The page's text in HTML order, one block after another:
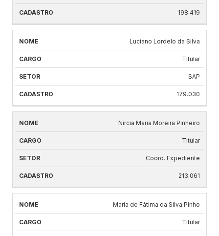
198.419
Luciano Lordelo da Silva
Titular
SAP
179.030
Nircia Maria Moreira Pinheiro
Titular
Coord. Expediente
213.061
Maria de Fátima da Silva Pinho
Titular